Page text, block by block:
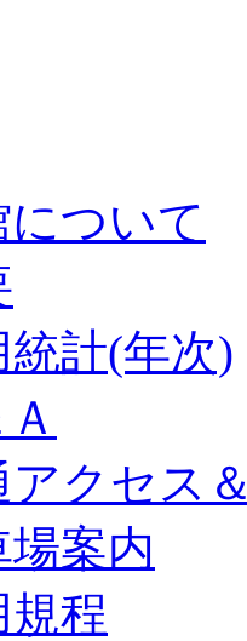
について
統計(年次)
アクセス＆
案内
程